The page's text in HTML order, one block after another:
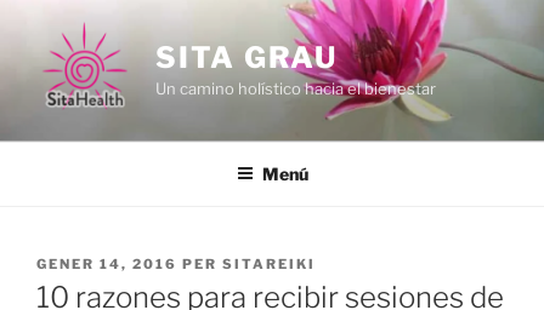
contingut
SITA GRAU
Un camino holístico hacia el bienestar
Menú
PUBLICAT
A
GENER 14, 2016 PER SITAREIKI
10 razones para recibir sesiones de